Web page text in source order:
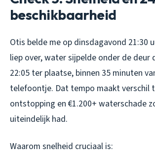
beschikbaarheid
Otis belde me op dinsdagavond 21:30
liep over, water sijpelde onder de deur
22:05 ter plaatse, binnen 35 minuten
telefoontje. Dat tempo maakt verschil
ontstopping en €1.200+ waterschade
uiteindelijk had.
Waarom snelheid cruciaal is: